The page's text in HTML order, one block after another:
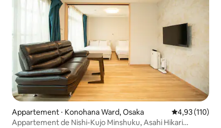
Appartement ⋅ Konohana Ward, Osaka Évaluation
4,93 (110)
Appartement de Nishi-Kujo Minshuku, Asahi Hikari